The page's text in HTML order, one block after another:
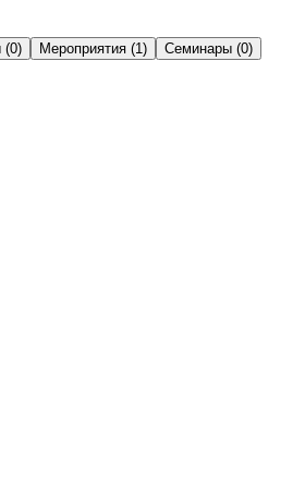
(0) Мероприятия (1 ) Семинары (0)